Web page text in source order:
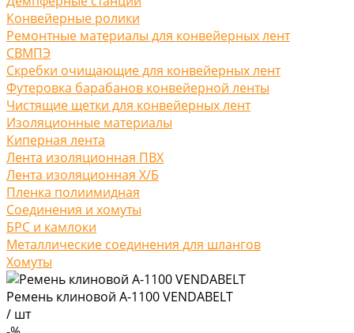
Конвейерные ролики
Ремонтные материалы для конвейерных лент
СВМПЭ
Скребки очищающие для конвейерных лент
Футеровка барабанов конвейерной ленты
Чистящие щетки для конвейерных лент
Изоляционные материалы
Киперная лента
Лента изоляционная ПВХ
Лента изоляционная Х/Б
Пленка полиимидная
Соединения и хомуты
БРС и камлоки
Металлические соединения для шлангов
Хомуты
Ремень клиновой А-1100 VENDABELT
/ шт